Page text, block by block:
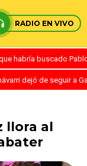
RADIO EN VIVO
habría buscado
dejó de seguir a
llora al